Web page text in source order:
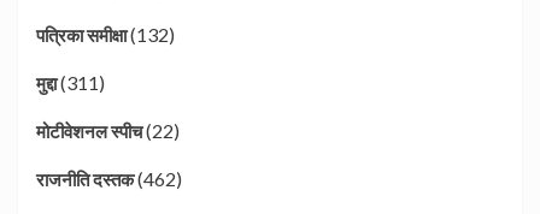
पत्रिका समीक्षा(132)
मुद्दा(311)
मोटीवेशनल स्पीच(22)
राजनीति दस्तक(462)